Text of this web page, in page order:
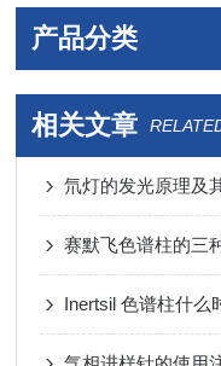
产品分类
相关文章
氘灯的发光原理及
赛默飞色谱柱的三
Inertsil 色谱柱什么